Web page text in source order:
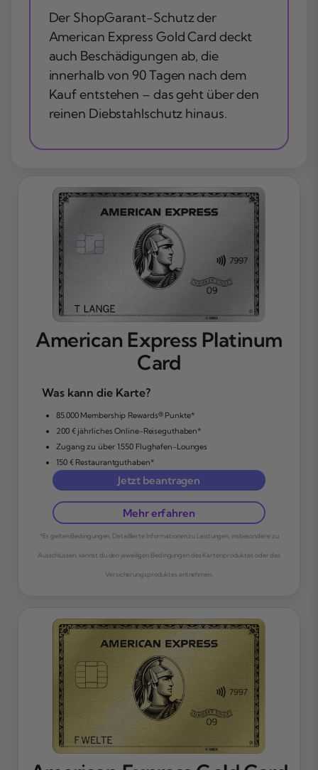
Der ShopGarant-Schutz der
American Express Gold Card deckt
auch Beschädigungen ab, die
innerhalb von 90 Tagen nach dem
Kauf entstehen – das geht über den
reinen Diebstahlschutz hinaus.
American Express Platinum
Card
Was kann die Karte?
85.000 Membership Rewards® Punkte*
200 € jährliches Online-Reiseguthaben*
Zugang zu über 1.550 Flughafen-Lounges
150 € Restaurantguthaben*
Jetzt beantragen
Mehr erfahren
*Es gelten Bedingungen. Detaillierte Informationen zu Leistungen, insbesondere zu
Ausschlüssen, kannst du den jeweiligen Bedingungen des Kartenproduktes oder des
Versicherungsproduktes entnehmen.